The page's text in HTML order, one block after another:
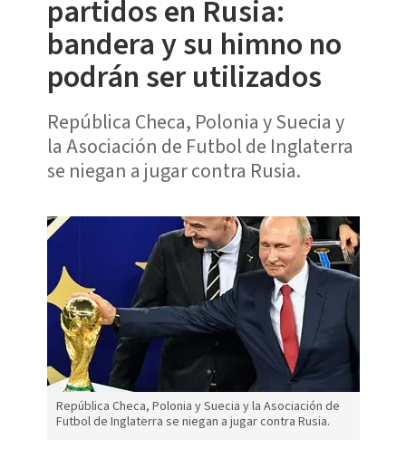
partidos en Rusia:
bandera y su himno no
podrán ser utilizados
República Checa, Polonia y Suecia y
la Asociación de Futbol de Inglaterra
se niegan a jugar contra Rusia.
República Checa, Polonia y Suecia y la Asociación de
Futbol de Inglaterra se niegan a jugar contra Rusia.